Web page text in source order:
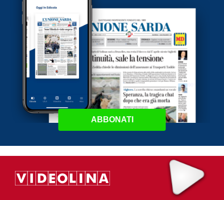
ABBONATI